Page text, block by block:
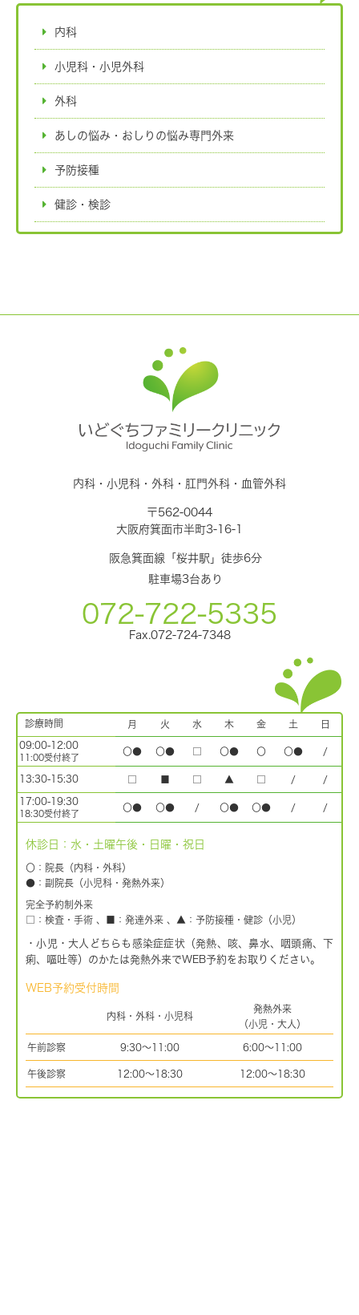
内科
小児科・小児外科
外科
あしの悩み・おしりの悩み専門外来
予防接種
健診・検診
内科・小児科・外科・肛門外科・血管外科
〒562-0044
大阪府箕面市半町3-16-1
阪急箕面線「桜井駅」徒歩6分
駐車場3台あり
072-722-5335
Fax.072-724-7348
診療時間 月 火 水 木 金 土 日
09:00-12:00
11:00受付終了
〇● 〇● □ 〇● 〇 〇● /
13:30-15:30 □ □ ▲ □ / /
17:00-19:30
18:30受付終了
〇● 〇● / 〇● 〇● / /
休診日：水・土曜午後・日曜・祝日
〇：院長（内科・外科）
●：副院長（小児科・発熱外来）
完全予約制外来
□：検査・手術 、■：発達外来 、▲：予防接種・健診（小児）
・小児・大人どちらも感染症症状（発熱、咳、鼻水、咽頭痛、下
痢、嘔吐等）のかたは発熱外来でWEB予約をお取りください。
WEB予約受付時間
内科・外科・小児科
発熱外来
（小児・大人）
午前診察 9:30～11:00 6:00～11:00
午後診察 12:00～18:30 12:00～18:30